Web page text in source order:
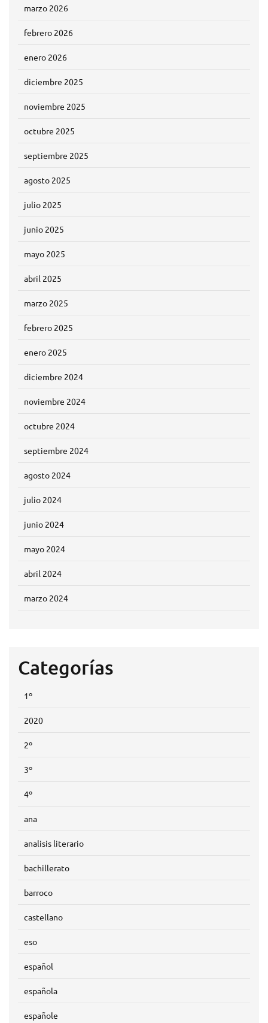
marzo 2026
febrero 2026
enero 2026
diciembre 2025
noviembre 2025
octubre 2025
septiembre 2025
agosto 2025
julio 2025
junio 2025
mayo 2025
abril 2025
marzo 2025
febrero 2025
enero 2025
diciembre 2024
noviembre 2024
octubre 2024
septiembre 2024
agosto 2024
julio 2024
junio 2024
mayo 2024
abril 2024
marzo 2024
Categorías
1º
2020
2º
3º
4º
ana
analisis literario
bachillerato
barroco
castellano
eso
español
española
españole